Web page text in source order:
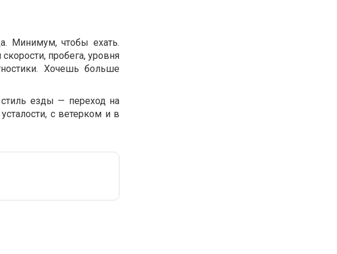
Минимум, чтобы ехать.
пробега, уровня
Хочешь больше
езды — переход на
с ветерком и в